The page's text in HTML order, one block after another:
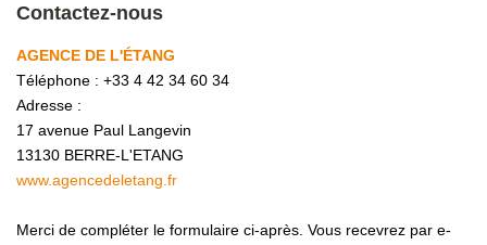
Faire Gérer Son Bien
Protéger Son Bien
Contactez-nous
AGENCE DE L'ÉTANG
Téléphone : +33 4 42 34 60 34
Adresse :
17 avenue Paul Langevin
13130 BERRE-L'ETANG
www.agencedeletang.fr
Merci de compléter le formulaire ci-après. Vous recevrez par e-